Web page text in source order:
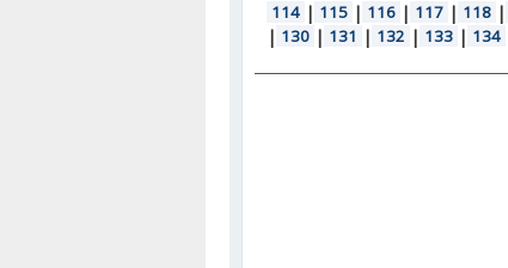
114 | 115 | 116 | 117 | 118 |
| 130 | 131 | 132 | 133 | 134